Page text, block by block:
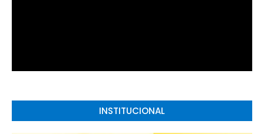
INSTITUCIONAL